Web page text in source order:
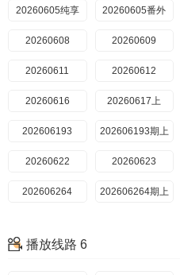
20260807喜欢磕我也是上 20260807喜欢磕我也是下
三 四
20260718陪看 20260719陪看
一 二
三 四
四 20260724喜欢嗑我也是上
20260726陪看 20260727喜欢你日记
二 一
20260731喜欢嗑我也是上
20260708中纯享 20260709下纯享
20260710喜欢你日记 20260711陪看
20260714喜欢你日记 20260715纯享（一）
20260716纯享（三） 20260716纯享（四）
20260718陪看 20260719陪看
20260722纯享（一） 20260722纯享（二）
20260724喜欢磕我也是上 20260724喜欢磕我也是下
20260730纯享（三）
20260605纯享 20260605番外
20260608 20260609
20260611 20260612
20260616 20260617上
202606193 202606193期上
20260622 20260623
202606264 202606264期上
20260703日记
播放线路 6